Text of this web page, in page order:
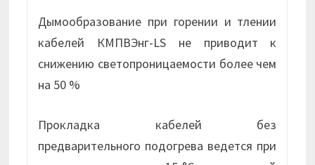
Дымообразование при горении и тлении
кабелей КМПВЭнг-LS не приводит к
снижению светопроницаемости более чем
на 50 %
Прокладка кабелей без
предварительного подогрева ведется при